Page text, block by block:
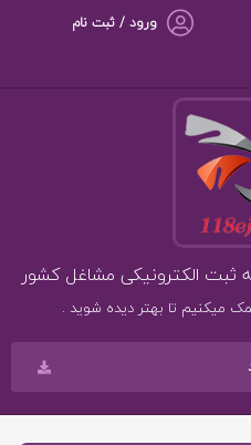
ورود / ثبت نام
میکنیم تا بهتر دیده شوید .